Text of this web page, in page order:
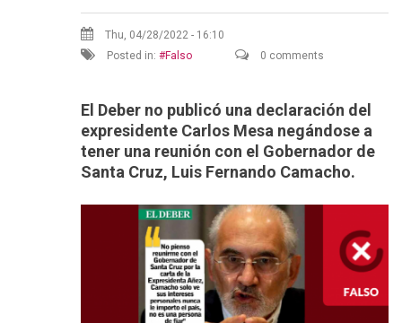
Thu, 04/28/2022 - 16:10
Posted in:
Falso 0 comments
El Deber no publicó una declaración del
expresidente Carlos Mesa negándose a
tener una reunión con el Gobernador de
Santa Cruz, Luis Fernando Camacho.